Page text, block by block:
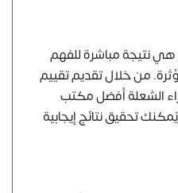
هي نتيجة مباشرة للفهم
من خلال تقديم تقييم
الشعلة أفضل مكتب
تحقيق نتائج إيجابية